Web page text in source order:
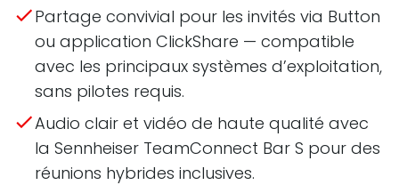
Partage convivial pour les invités via Button
ou application ClickShare — compatible
avec les principaux systèmes d’exploitation,
sans pilotes requis.
Audio clair et vidéo de haute qualité avec
la Sennheiser TeamConnect Bar S pour des
réunions hybrides inclusives.